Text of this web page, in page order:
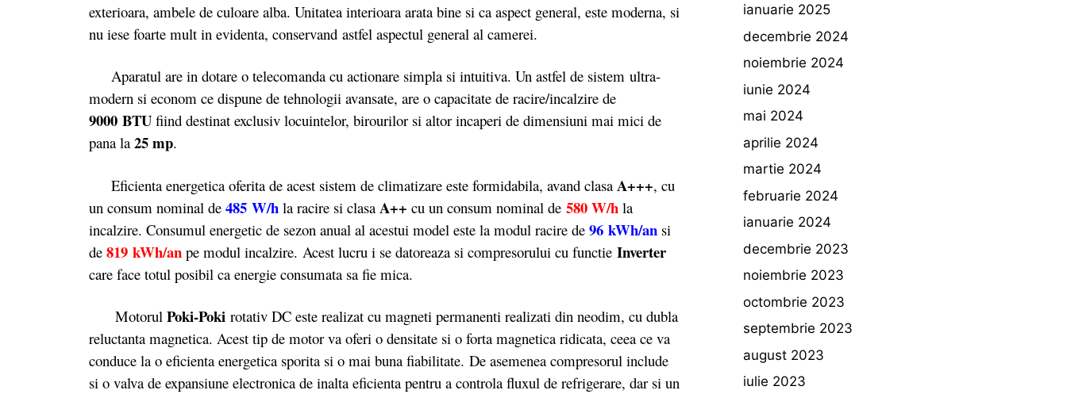
exterioara, ambele de culoare alba. Unitatea interioara arata bine si ca aspect general, este moderna, si
nu iese foarte mult in evidenta, conservand astfel aspectul general al camerei.
Aparatul are in dotare o telecomanda cu actionare simpla si intuitiva. Un astfel de sistem ultra-
modern si econom ce dispune de tehnologii avansate, are o capacitate de racire/incalzire de
9000 BTU fiind destinat exclusiv locuintelor, birourilor si altor incaperi de dimensiuni mai mici de
pana la 25 mp.
Eficienta energetica oferita de acest sistem de climatizare este formidabila, avand clasa A+++, cu
un consum nominal de 485 W/h la racire si clasa A++ cu un consum nominal de 580 W/h la
incalzire. Consumul energetic de sezon anual al acestui model este la modul racire de 96 kWh/an si
de 819 kWh/an pe modul incalzire. Acest lucru i se datoreaza si compresorului cu functie Inverter
care face totul posibil ca energie consumata sa fie mica.
Motorul Poki-Poki rotativ DC este realizat cu magneti permanenti realizati din neodim, cu dubla
reluctanta magnetica. Acest tip de motor va oferi o densitate si o forta magnetica ridicata, ceea ce va
conduce la o eficienta energetica sporita si o mai buna fiabilitate. De asemenea compresorul include
si o valva de expansiune electronica de inalta eficienta pentru a controla fluxul de refrigerare, dar si un
ianuarie 2025
decembrie 2024
noiembrie 2024
iunie 2024
mai 2024
aprilie 2024
martie 2024
februarie 2024
ianuarie 2024
decembrie 2023
noiembrie 2023
octombrie 2023
septembrie 2023
august 2023
iulie 2023